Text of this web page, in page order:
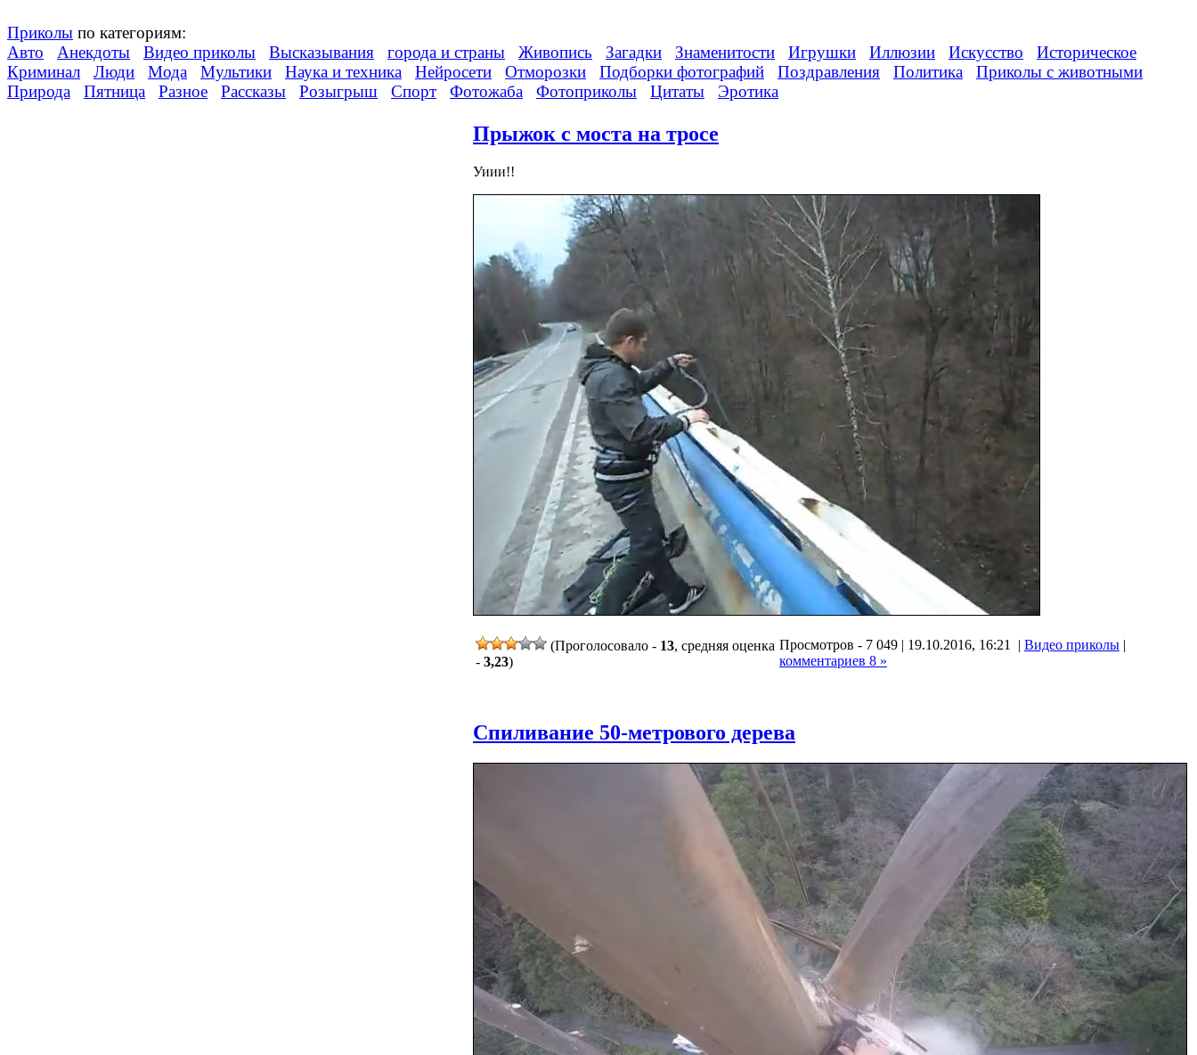
Приколы по категориям:
Авто
Анекдоты Видео приколы Высказывания города и страны Живопись Загадки Знаменитости Игрушки Иллюзии Искусство
Историческое
Криминал
Люди Мода Мультики Наука и техника Нейросети Отморозки Подборки фотографий Поздравления Политика
Приколы с животными
Природа
Пятница Разное Рассказы Розыгрыш Спорт Фотожаба Фотоприколы Цитаты Эротика
Прыжок с моста на тросе
Уиии!!
(Проголосовало - 13, средняя оценка
- 3,23)
Просмотров - 7 049 | 19.10.2016, 16:21 | Видео приколы |
комментариев 8 »
Спиливание 50-метрового дерева